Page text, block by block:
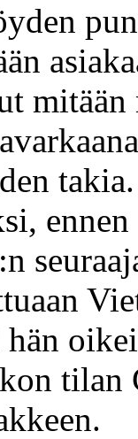
tilan